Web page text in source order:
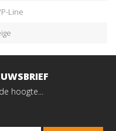
Line
hoogte...